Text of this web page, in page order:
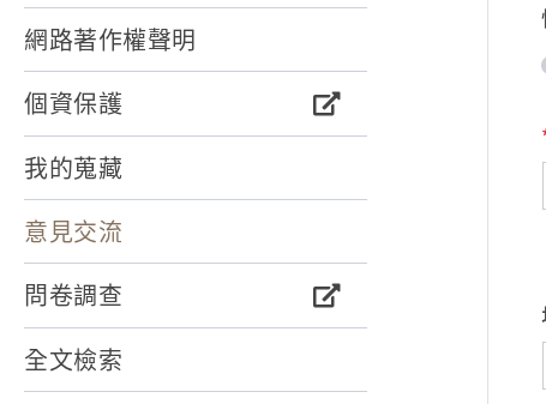
網路著作權聲明
個資保護
我的蒐藏
意見交流
問卷調查
全文檢索